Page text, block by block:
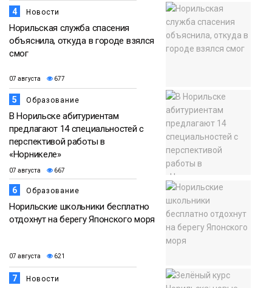
4 Новости
Норильская служба спасения
объяснила, откуда в городе взялся
смог
07 августа 677
5 Образование
В Норильске абитуриентам
предлагают 14 специальностей с
перспективой работы в
«Норникеле»
07 августа 667
6 Образование
Норильские школьники бесплатно
отдохнут на берегу Японского моря
07 августа 621
7 Новости